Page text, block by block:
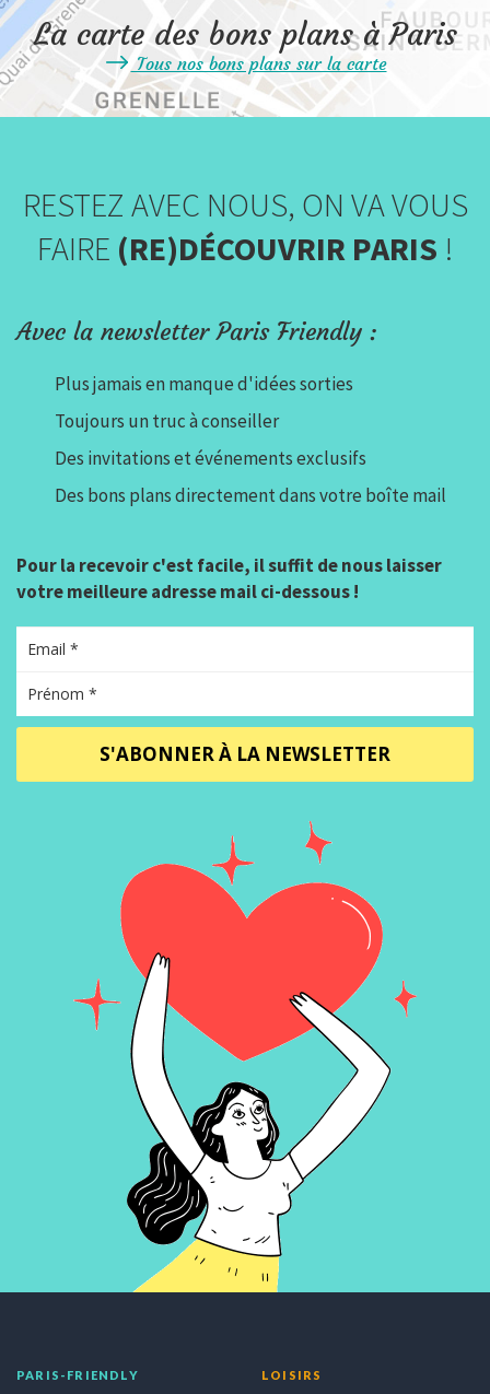
La carte des bons plans à Paris
Tous nos bons plans sur la carte
RESTEZ AVEC NOUS, ON VA VOUS
FAIRE (RE)DÉCOUVRIR PARIS !
Avec la newsletter Paris Friendly :
Plus jamais en manque d'idées sorties
Toujours un truc à conseiller
Des invitations et événements exclusifs
Des bons plans directement dans votre boîte mail
Pour la recevoir c'est facile, il suffit de nous laisser
votre meilleure adresse mail ci-dessous !
S'ABONNER À LA NEWSLETTER
PARIS-FRIENDLY LOISIRS